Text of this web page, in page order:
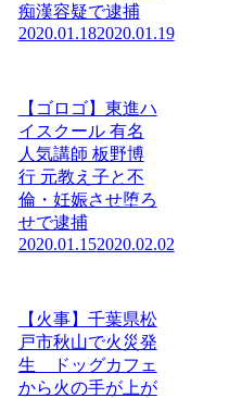
痴漢容疑で逮捕
2020.01.182020.01.19
【ゴロゴ】東進ハ
イスクール 有名
人気講師 板野博
行 元教え子と不
倫・妊娠させ堕ろ
せで逮捕
2020.01.152020.02.02
【火事】千葉県松
戸市秋山で火災発
生 ドッグカフェ
から火の手が上が